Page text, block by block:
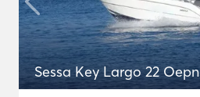
Sessa Key Largo 22 Oepn